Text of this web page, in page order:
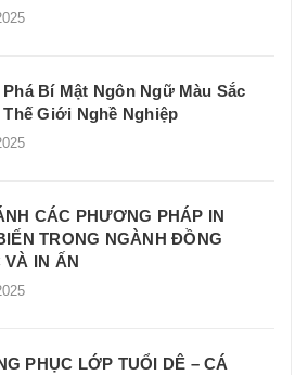
Phá Bí Mật Ngôn Ngữ Màu Sắc
Thế Giới Nghề Nghiệp
CÁC PHƯƠNG PHÁP IN
TRONG NGÀNH ĐỒNG
VÀ IN ẤN
PHỤC LỚP TUỔI DÊ – CÁ